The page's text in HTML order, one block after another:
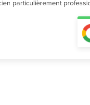
particulièrement